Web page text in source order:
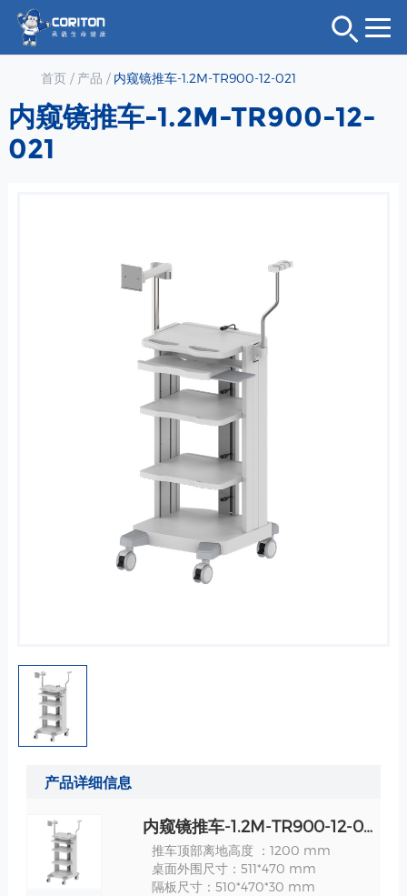
首页/ 产品 / 内窥镜推车-1.2M-TR900-12-021
内窥镜推车-1.2M-TR900-12-
021
产品详细信息
内窥镜推车-1.2M-TR900-12-021 规格
推车顶部离地高度 ：1200 mm
桌面外围尺寸：511*470 mm
隔板尺寸：510*470*30 mm